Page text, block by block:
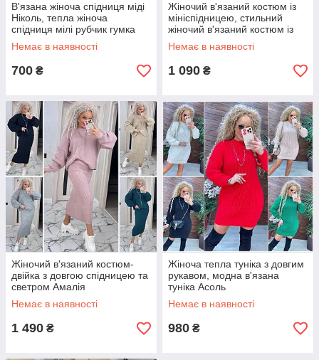
В'язана жіноча спідниця міді
Ніколь, тепла жіноча
спідниця мілі рубчик гумка
Немає в наявності
700 ₴
Жіночий в'язаний костюм із
мініспідницею, стильний
жіночий в'язаний костюм із
короткою спідницею та
светром
Немає в наявності
1 090 ₴
Жіночий в'язаний костюм-
двійка з довгою спідницею та
светром Амалія
Немає в наявності
1 490 ₴
Жіноча тепла туніка з довгим
рукавом, модна в'язана
туніка Асоль
Немає в наявності
980 ₴